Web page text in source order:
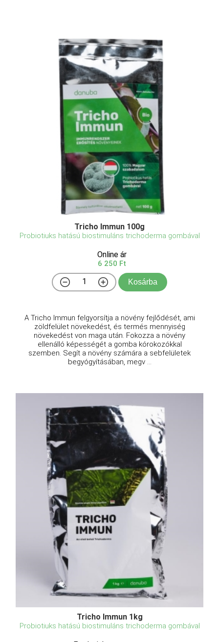
Tricho Immun 100g
Probiotiuks hatású biostimuláns trichoderma gombával
Online ár
6 250 Ft
Kosárba
A Tricho Immun felgyorsítja a növény fejlődését, ami
zöldfelület növekedést, és termés mennyiség
növekedést von maga után. Fokozza a növény
ellenálló képességét a gomba kórokozókkal
szemben. Segít a növény számára a sebfelületek
begyógyításában, megv ...
Tricho Immun 1kg
Probiotiuks hatású biostimuláns trichoderma gombával